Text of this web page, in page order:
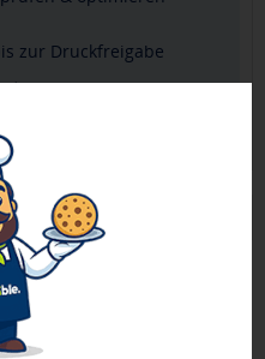
zur Druckfreigabe
Sie zu einem traumhaften
je 255 ml Duschgel,
220 g Badesalz, 100 g